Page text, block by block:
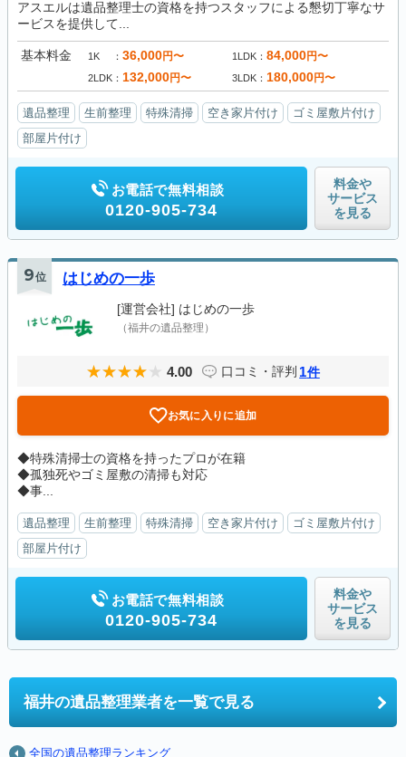
アスエルは遺品整理士の資格を持つスタッフによる懇切丁寧なサ
ービスを提供して...
基本料金 1K 36,000円〜 1LDK 84,000円〜
2LDK 132,000円〜 3LDK 180,000円〜
遺品整理 生前整理 特殊清掃 空き家片付け
ゴミ屋敷片付け
部屋片付け
お電話で無料相談
0120-905-734
料金や
サービス
を見る
9位 はじめの一歩
[運営会社] はじめの一歩
（福井の遺品整理）
4.00 口コミ・評判 1件
お気に入りに追加
◆特殊清掃士の資格を持ったプロが在籍
◆孤独死やゴミ屋敷の清掃も対応
◆事...
遺品整理 生前整理 特殊清掃 空き家片付け
ゴミ屋敷片付け
部屋片付け
お電話で無料相談
0120-905-734
料金や
サービス
を見る
福井の遺品整理業者を一覧で見る
全国の遺品整理ランキング